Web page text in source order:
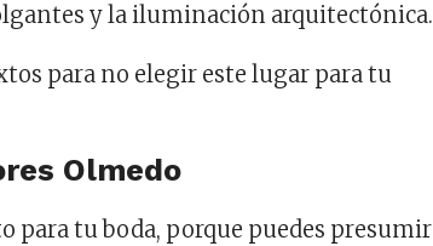
y la iluminación arquitectónica.
para no elegir este lugar para tu
Olmedo
para tu boda, porque puedes presumir